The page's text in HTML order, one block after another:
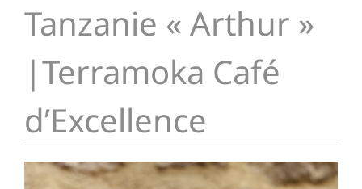
Tanzanie « Arthur »
|Terramoka Café
d’Excellence